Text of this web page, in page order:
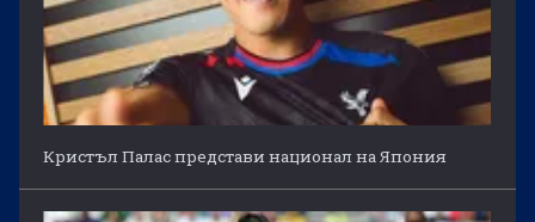
Кристъл Палас представи национал на Япония